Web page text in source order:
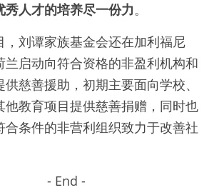
秀人才的培养尽一份力。
，刘谭家族基金会还在加利福尼
兰启动向符合资格的非盈利机构和
慈善援助，初期主要面向学校、
他教育项目提供慈善捐赠，同时也
合条件的非营利组织致力于改善社
- End -